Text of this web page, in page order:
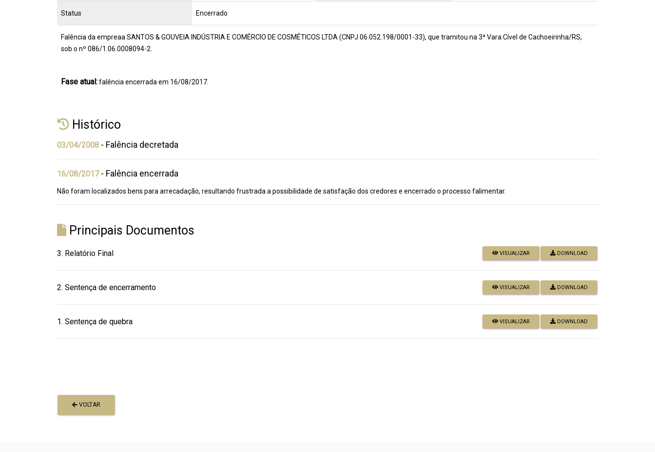
Status Encerrado
Falência da empreaa SANTOS & GOUVEIA INDÚSTRIA E COMÉRCIO DE COSMÉTICOS LTDA (CNPJ 06.052.198/0001-33), que tramitou na 3ª Vara Cível de Cachoeirinha/RS,
sob o nº 086/1.06.0008094-2.
Fase atual:falência encerrada em 16/08/2017.
Histórico
03/04/2008 - Falência decretada
16/08/2017- Falência encerrada
Não foram localizados bens para arrecadação, resultando frustrada a possibilidade de satisfação dos credores e encerrado o processo falimentar.
Principais Documentos
3. Relatório Final DOWNLOAD
VISUALIZAR
2. Sentença de encerramento DOWNLOAD
VISUALIZAR
1. Sentença de quebra DOWNLOAD
VISUALIZAR
VOLTAR